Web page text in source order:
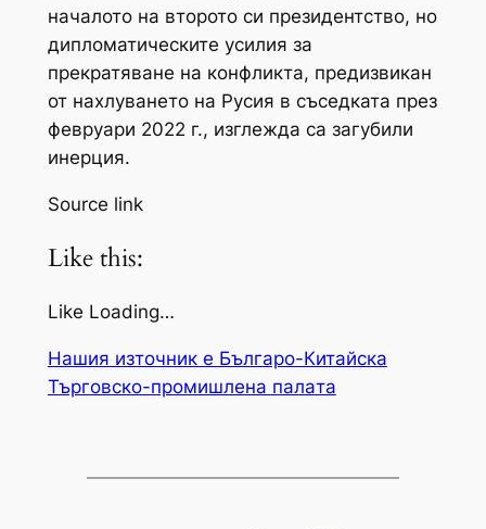
началото на второто си президентство, но
дипломатическите усилия за
прекратяване на конфликта, предизвикан
от нахлуването на Русия в съседката през
февруари 2022 г., изглежда са загубили
инерция.
Source link
Like this:
Like Loading…
Нашия източник е Българо-Китайска
Търговско-промишлена палaта